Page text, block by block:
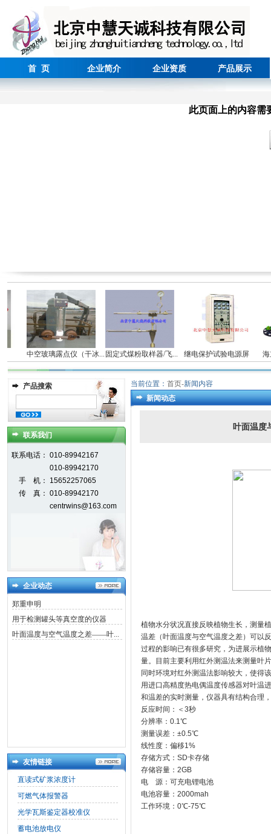
首 页 企业简介 企业资质 产品展示
此页面上的内容需
中空玻璃露点仪（干冰...固定式煤粉取样器/飞... 继电保护试验电源屏 海
产品搜索
联系我们
联系电话： 010-89942167
010-89942170
手 机：
15652257065
传 真： 010-89942170
centrwins@163.com
企业动态
郑重申明
用于检测罐头等真空度的仪器
叶面温度与空气温度之差——叶...
友情链接
直读式矿浆浓度计
可燃气体报警器
光学瓦斯鉴定器校准仪
蓄电池放电仪
当前位置： 首页-新闻内容
新闻动态
叶面温度
植物水分状况直接反映植物生长，测量
温差（叶面温度与空气温度之差）可以
过程的影响已有很多研究，为进展示植
量。目前主要利用红外测温法来测量叶
同时环境对红外测温法影响较大，使得
用进口高精度热电偶温度传感器对叶温
和温差的实时测量，仪器具有结构合理
反应时间：＜3秒
分辨率：0.1℃
测量误差：±0.5℃
线性度：偏移1%
存储方式：SD卡存储
存储容量：2GB
电 源：可充电锂电池
电池容量：2000mah
工作环境：0℃-75℃